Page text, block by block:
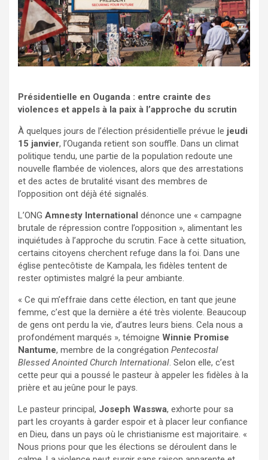
Présidentielle en Ouganda : entre crainte des
violences et appels à la paix à l’approche du scrutin
À quelques jours de l’élection présidentielle prévue le jeudi
15 janvier, l’Ouganda retient son souffle. Dans un climat
politique tendu, une partie de la population redoute une
nouvelle flambée de violences, alors que des arrestations
et des actes de brutalité visant des membres de
l’opposition ont déjà été signalés.
L’ONG Amnesty International dénonce une « campagne
brutale de répression contre l’opposition », alimentant les
inquiétudes à l’approche du scrutin. Face à cette situation,
certains citoyens cherchent refuge dans la foi. Dans une
église pentecôtiste de Kampala, les fidèles tentent de
rester optimistes malgré la peur ambiante.
« Ce qui m’effraie dans cette élection, en tant que jeune
femme, c’est que la dernière a été très violente. Beaucoup
de gens ont perdu la vie, d’autres leurs biens. Cela nous a
profondément marqués », témoigne Winnie Promise
Nantume, membre de la congrégation Pentecostal
Blessed Anointed Church International. Selon elle, c’est
cette peur qui a poussé le pasteur à appeler les fidèles à la
prière et au jeûne pour le pays.
Le pasteur principal, Joseph Wasswa, exhorte pour sa
part les croyants à garder espoir et à placer leur confiance
en Dieu, dans un pays où le christianisme est majoritaire. «
Nous prions pour que les élections se déroulent dans le